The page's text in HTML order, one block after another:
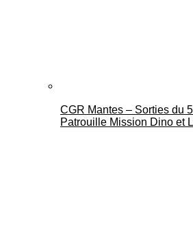
Mantes Actu
CGR Mantes – Sorties du
Patrouille Mission Dino et